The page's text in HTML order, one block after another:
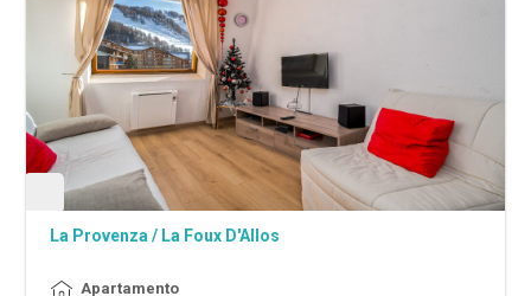
La Provenza / La Foux D'Allos
Apartamento